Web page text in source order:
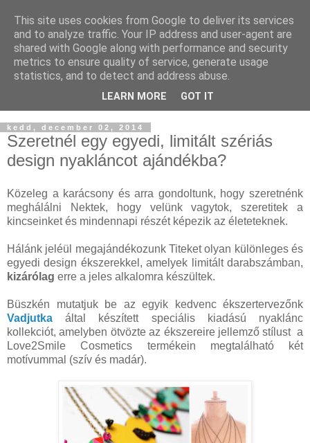
kedd, december 02, 2014
Szeretnél egy egyedi, limitált szériás
design nyakláncot ajándékba?
Közeleg a karácsony és arra gondoltunk, hogy szeretnénk
meghálálni Nektek, hogy velünk vagytok, szeretitek a
kincseinket és mindennapi részét képezik az életeteknek.
Hálánk jeléül megajándékozunk Titeket olyan különleges és
egyedi design ékszerekkel, amelyek limitált darabszámban,
kizárólag erre a jeles alkalomra készültek.
Büszkén mutatjuk be az egyik kedvenc ékszertervezőnk
Vadjutka által készített speciális kiadású nyaklánc
kollekciót, amelyben ötvözte az ékszereire jellemző stílust a
Love2Smile Cosmetics termékein megtalálható két
motívummal (szív és madár).
This site uses cookies from Google to deliver its services
and to analyze traffic. Your IP address and user-agent are
shared with Google along with performance and security
metrics to ensure quality of service, generate usage
statistics, and to detect and address abuse.
LEARN MORE GOT IT